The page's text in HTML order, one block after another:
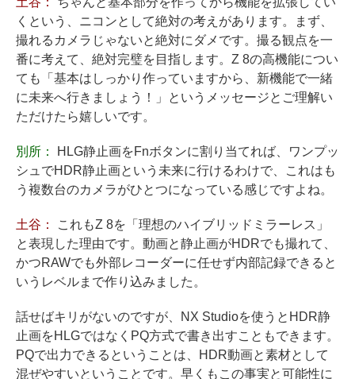
くという、ニコンとして絶対の考えがあります。まず、
撮れるカメラじゃないと絶対にダメです。撮る観点を一
番に考えて、絶対完璧を目指します。Z 8の高機能につい
ても「基本はしっかり作っていますから、新機能で一緒
に未来へ行きましょう！」というメッセージとご理解い
ただけたら嬉しいです。
別所：
HLG静止画をFnボタンに割り当てれば、ワンプッ
シュでHDR静止画という未来に行けるわけで、これはも
う複数台のカメラがひとつになっている感じですよね。
土谷：
これもZ 8を「理想のハイブリッドミラーレス」
と表現した理由です。動画と静止画がHDRでも撮れて、
かつRAWでも外部レコーダーに任せず内部記録できると
いうレベルまで作り込みました。
話せばキリがないのですが、NX Studioを使うとHDR静
止画をHLGではなくPQ方式で書き出すこともできます。
PQで出力できるということは、HDR動画と素材として
混ぜやすいということです。早くもこの事実と可能性に